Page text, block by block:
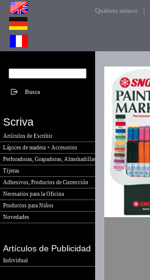
Quiénes somos
Scriva
Artículos de Escribir
Lápices de madera + Accesorios
Perforadoras, Grapadoras, Almohadillas
Tijeras
Adhesivos, Productos de Corrección
Necesarios para la Oficina
Productos para Niños
Novedades
Artículos de Publicidad
Individual